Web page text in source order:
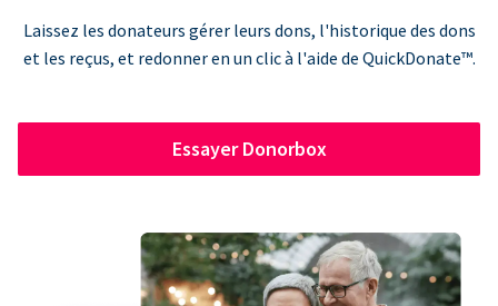
Laissez les donateurs gérer leurs dons, l'historique des dons
et les reçus, et redonner en un clic à l'aide de QuickDonate™.
Essayer Donorbox